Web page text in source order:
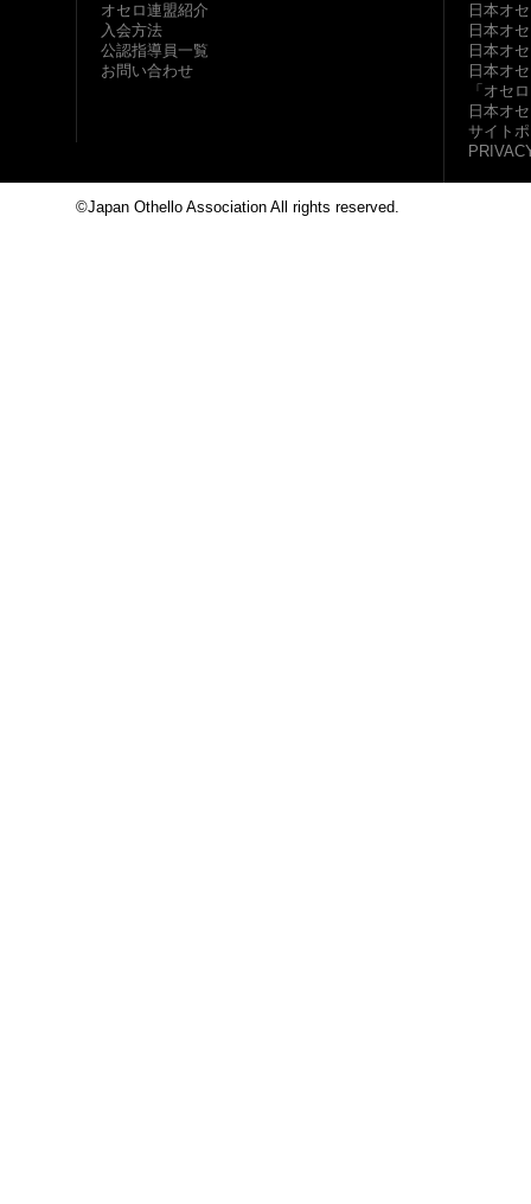
オセロ連盟紹介
入会方法
公認指導員一覧
お問い合わせ
日本オ
日本オ
日本オ
日本オ
「オセ
日本オ
サイト
©Japan Othello Association All rights reserved.